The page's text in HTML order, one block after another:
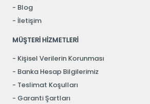
Blog
İletişim
MÜŞTERİ HİZMETLERİ
Kişisel Verilerin Korunması
Banka Hesap Bilgilerimiz
Teslimat Koşulları
Garanti Şartları